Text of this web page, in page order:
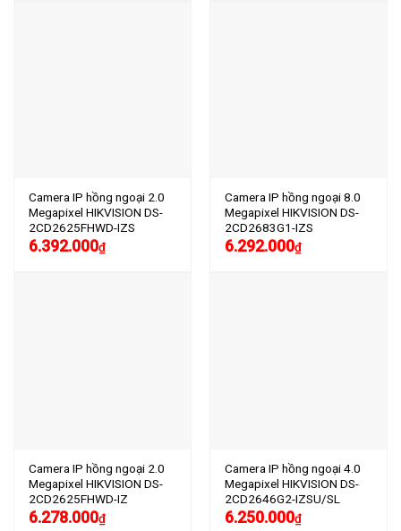
Camera IP hồng ngoại 2.0
Megapixel HIKVISION DS-
2CD2625FHWD-IZS
6.392.000₫
Camera IP hồng ngoại 8.0
Megapixel HIKVISION DS-
2CD2683G1-IZS
6.292.000₫
Camera IP hồng ngoại 2.0
Megapixel HIKVISION DS-
2CD2625FHWD-IZ
6.278.000₫
Camera IP hồng ngoại 4.0
Megapixel HIKVISION DS-
2CD2646G2-IZSU/SL
6.250.000₫